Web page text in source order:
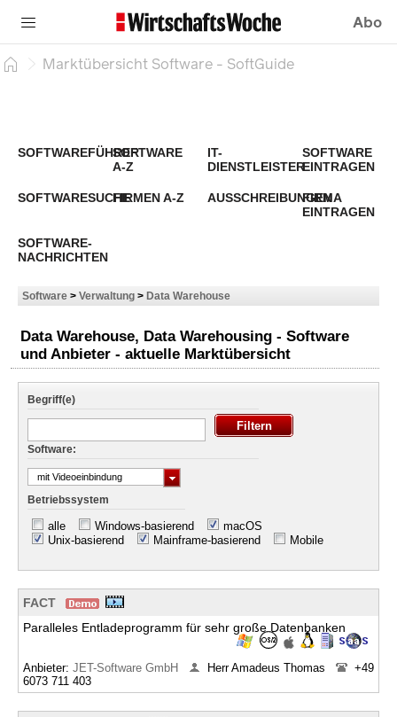
Abo
Marktübersicht Software - SoftGuide
SOFTWAREFÜHRERSOFTWARE
A-Z
IT-
DIENSTLEISTER
SOFTWARE
EINTRAGEN
SOFTWARESUCHEFIRMEN A-Z AUSSCHREIBUNGEN
FIRMA
EINTRAGEN
SOFTWARE-
NACHRICHTEN
Software > Verwaltung > Data Warehouse
Data Warehouse, Data Warehousing - Software
und Anbieter - aktuelle Marktübersicht
Begriff(e)
Software:
mit Videoeinbindung
Betriebssystem
alle Windows-basierend
macOS
Unix-basierend
Mainframe-basierend Mobile
FACT
Paralleles Entladeprogramm für sehr große Datenbanken
Anbieter: JET-Software GmbH Herr Amadeus Thomas
+49
6073 711 403